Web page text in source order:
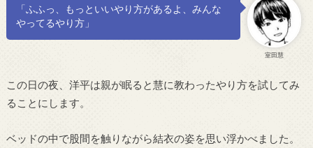
室田慧
「ふふっ、もっといいやり方があるよ、みんな
やってるやり方」
この日の夜、洋平は親が眠ると慧に教わったやり方を試してみ
ることにします。
ベッドの中で股間を触りながら結衣の姿を思い浮かべました。